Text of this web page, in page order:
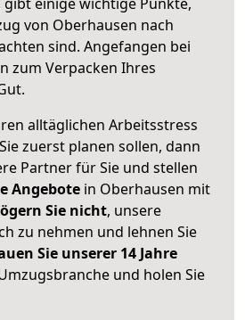
von Oberhausen nach
sind. Angefangen bei
zum Verpacken Ihres
alltäglichen Arbeitsstress
zuerst planen sollen, dann
Partner für Sie und stellen
Angebote in Oberhausen mit
Sie nicht, unsere
zu nehmen und lehnen Sie
Sie unserer 14 Jahre
und holen Sie